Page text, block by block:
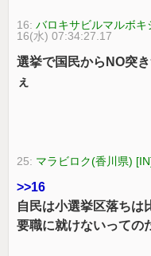
16:バロキサビルマルボ
16(水) 07:34:27.17
選挙で国民からNO突
ぇ
25: マラビロク(香川県)
>>16
自民は小選挙区落ちは
要職に就けないっての